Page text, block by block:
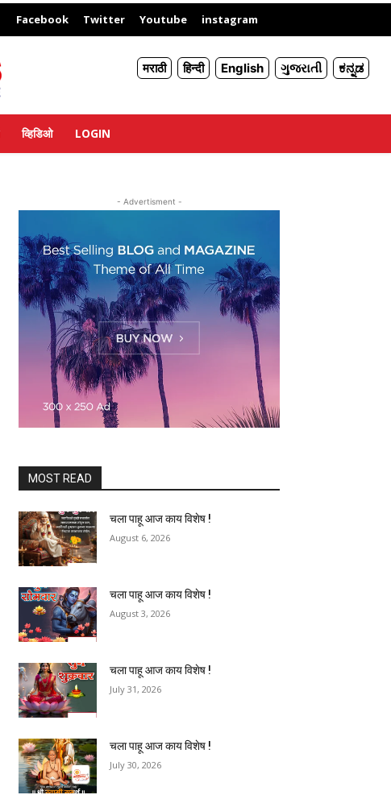
Facebook Twitter Youtube instagram
मराठी हिन्दी English ગુજરાતી ಕನ್ನಡ
व्हिडिओ LOGIN
- Advertisment -
MOST READ
चला पाहू आज काय विशेष !
August 6, 2026
चला पाहू आज काय विशेष !
August 3, 2026
चला पाहू आज काय विशेष !
July 31, 2026
चला पाहू आज काय विशेष !
July 30, 2026